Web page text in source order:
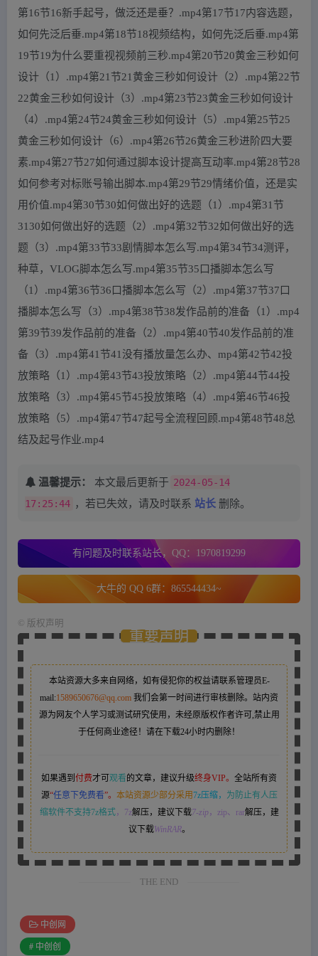
第16节16新手起号，做泛还是垂？.mp4第17节17内容选题，
如何先泛后垂.mp4第18节18视频结构，如何先泛后垂.mp4第
19节19为什么要重视视频前三秒.mp4第20节20黄金三秒如何
设计（1）.mp4第21节21黄金三秒如何设计（2）.mp4第22节
22黄金三秒如何设计（3）.mp4第23节23黄金三秒如何设计
（4）.mp4第24节24黄金三秒如何设计（5）.mp4第25节25
黄金三秒如何设计（6）.mp4第26节26黄金三秒进阶四大要
素.mp4第27节27如何通过脚本设计提高互动率.mp4第28节28
如何参考对标账号输出脚本.mp4第29节29情绪价值，还是实
用价值.mp4第30节30如何做出好的选题（1）.mp4第31节
3130如何做出好的选题（2）.mp4第32节32如何做出好的选
题（3）.mp4第33节33剧情脚本怎么写.mp4第34节34测评，
种草，VLOG脚本怎么写.mp4第35节35口播脚本怎么写
（1）.mp4第36节36口播脚本怎么写（2）.mp4第37节37口
播脚本怎么写（3）.mp4第38节38发作品前的准备（1）.mp4
第39节39发作品前的准备（2）.mp4第40节40发作品前的准
备（3）.mp4第41节41没有播放量怎么办、mp4第42节42投
放策略（1）.mp4第43节43投放策略（2）.mp4第44节44投
放策略（3）.mp4第45节45投放策略（4）.mp4第46节46投
放策略（5）.mp4第47节47起号全流程回顾.mp4第48节48总
结及起号作业.mp4
温馨提示： 本文最后更新于 2024-05-14
17:25:44 ，若已失效，请及时联系 站长 删除。
有问题及时联系站长，QQ：1970819299
大牛的 QQ 6群：865544434~
版权声明
重要声明
本站资源大多来自网络，如有侵犯你的权益请联系管理员E-
mail:1589650676@qq.com 我们会第一时间进行审核删除。站内资
源为网友个人学习或测试研究使用，未经原版权作者许可,禁止用
于任何商业途径！请在下载24小时内删除！
如果遇到 付费才可 观看 的文章，建议升级终身VIP。 全站所有资
源“任意下免费看”。 本站资源少部分采用7z压缩，
为防止有人压
缩软件不支持7z格式，7z解压，建议下载7-zip，zip、rar解压，建
议下载WinRAR。
THE END
中创网
# 中创创